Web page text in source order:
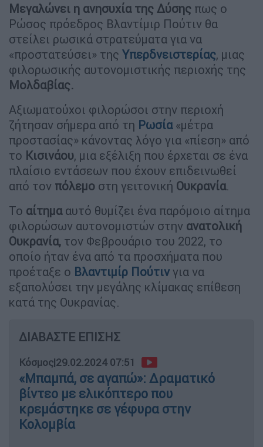
Μεγαλώνει η ανησυχία της Δύσης πως ο
Ρώσος πρόεδρος Βλαντίμιρ Πούτιν θα
στείλει ρωσικά στρατεύματα για να
«προστατεύσει» της Υπερδνειστερίας, μιας
φιλορωσικής αυτονομιστικής περιοχής της
Μολδαβίας.
Αξιωματούχοι φιλορώσοι στην περιοχή
ζήτησαν σήμερα από τη Ρωσία «μέτρα
προστασίας» κάνοντας λόγο για «πίεση» από
το Κισινάου, μια εξέλιξη που έρχεται σε ένα
πλαίσιο εντάσεων που έχουν επιδεινωθεί
από τον πόλεμο στη γειτονική Ουκρανία.
Το αίτημααυτό θυμίζει ένα παρόμοιο αίτημα
φιλορώσων αυτονομιστών στην ανατολική
Ουκρανία, τον Φεβρουάριο του 2022, το
οποίο ήταν ένα από τα προσχήματα που
προέταξε ο Βλαντιμίρ Πούτινγια να
εξαπολύσει την μεγάλης κλίμακας επίθεση
κατά της Ουκρανίας.
ΔΙΑΒΑΣΤΕ ΕΠΙΣΗΣ
Κόσμος|29.02.2024 07:51
«Μπαμπά, σε αγαπώ»: Δραματικό
βίντεο με ελικόπτερο που
κρεμάστηκε σε γέφυρα στην
Κολομβία